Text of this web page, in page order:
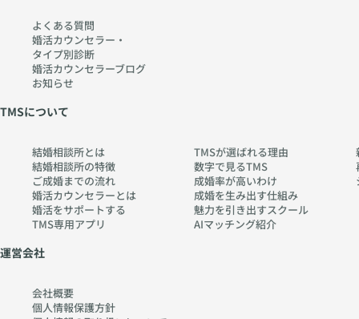
w
w.
ch
err
y-
よくある質問
婚活カウンセラー・
タイプ別診断
婚活カウンセラーブログ
お知らせ
TMSについて
結婚相談所とは
結婚相談所の特徴
ご成婚までの流れ
婚活カウンセラーとは
婚活をサポートする
TMS専用アプリ
TMSが選ばれる理由
数字で見るTMS
成婚率が高いわけ
成婚を生み出す仕組み
魅力を引き出すスクール
AIマッチング紹介
運営会社
会社概要
個人情報保護方針